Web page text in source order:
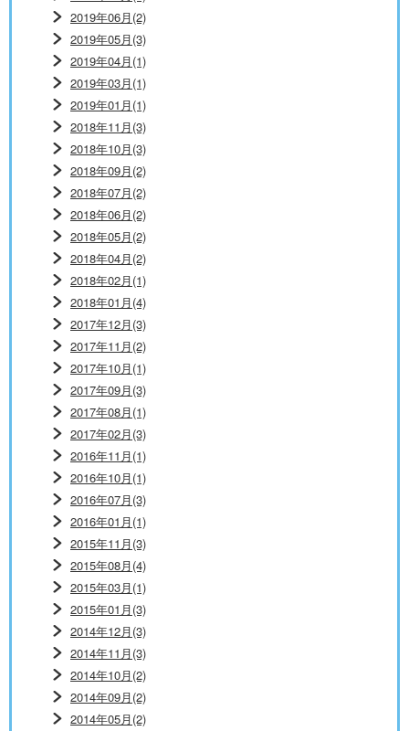
2019年06月(2)
2019年05月(3)
2019年04月(1)
2019年03月(1)
2019年01月(1)
2018年11月(3)
2018年10月(3)
2018年09月(2)
2018年07月(2)
2018年06月(2)
2018年05月(2)
2018年04月(2)
2018年02月(1)
2018年01月(4)
2017年12月(3)
2017年11月(2)
2017年10月(1)
2017年09月(3)
2017年08月(1)
2017年02月(3)
2016年11月(1)
2016年10月(1)
2016年07月(3)
2016年01月(1)
2015年11月(3)
2015年08月(4)
2015年03月(1)
2015年01月(3)
2014年12月(3)
2014年11月(3)
2014年10月(2)
2014年09月(2)
2014年05月(2)